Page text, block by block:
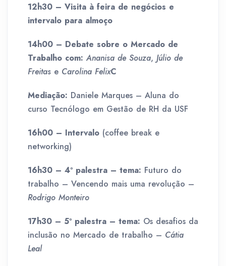
12h30 – Visita à feira de negócios e
intervalo para almoço
14h00 – Debate sobre o Mercado de
Trabalho com:Ananisa de Souza, Júlio de
Freitas e Carolina FelixC
Mediação: Daniele Marques – Aluna do
curso Tecnólogo em Gestão de RH da USF
16h00 – Intervalo (coffee break e
networking)
16h30 – 4º palestra – tema: Futuro do
trabalho – Vencendo mais uma revolução –
Rodrigo Monteiro
17h30 – 5º palestra – tema: Os desafios da
inclusão no Mercado de trabalho – Cátia
Leal